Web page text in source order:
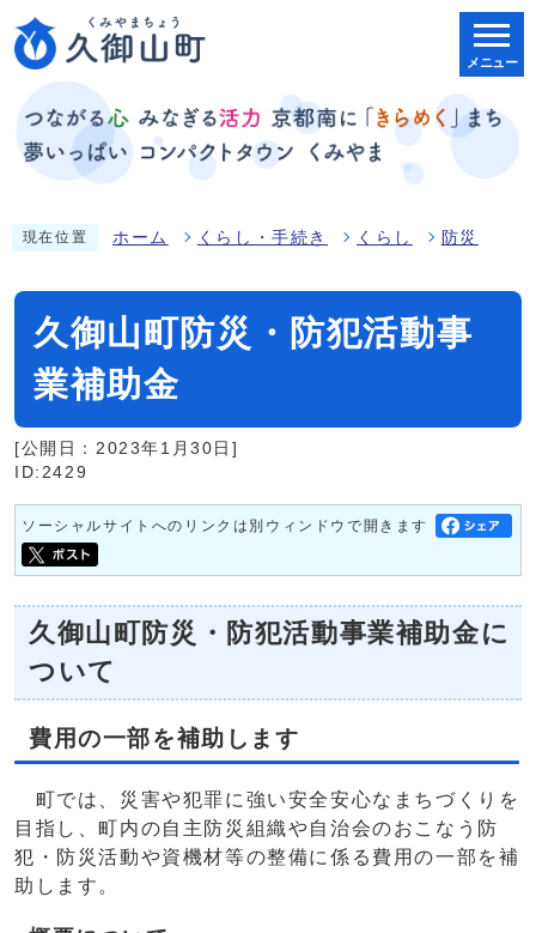
メニュー
現在位置 ホーム くらし・手続き くらし 防災
久御山町防災・防犯活動事
業補助金
[公開日：2023年1月30日]
ID:2429
ソーシャルサイトへのリンクは別ウィンドウで開きます
久御山町防災・防犯活動事業補助金に
ついて
費用の一部を補助します
町では、災害や犯罪に強い安全安心なまちづくりを
目指し、町内の自主防災組織や自治会のおこなう防
犯・防災活動や資機材等の整備に係る費用の一部を補
助します。